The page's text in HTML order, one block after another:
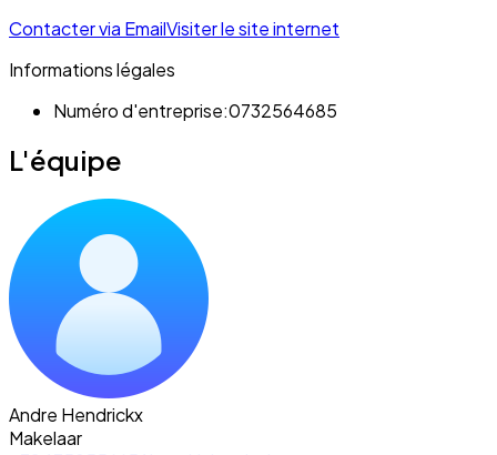
Contacter via EmailVisiter le site internet
Informations légales
Numéro d'entreprise:0732564685
L'équipe
Andre Hendrickx
Makelaar